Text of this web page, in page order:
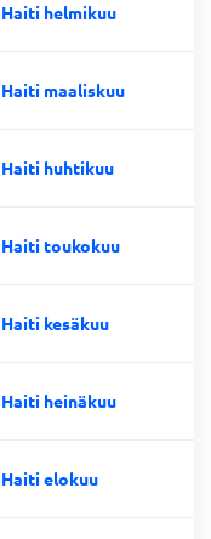
Haiti helmikuu
Haiti maaliskuu
Haiti huhtikuu
Haiti toukokuu
Haiti kesäkuu
Haiti heinäkuu
Haiti elokuu